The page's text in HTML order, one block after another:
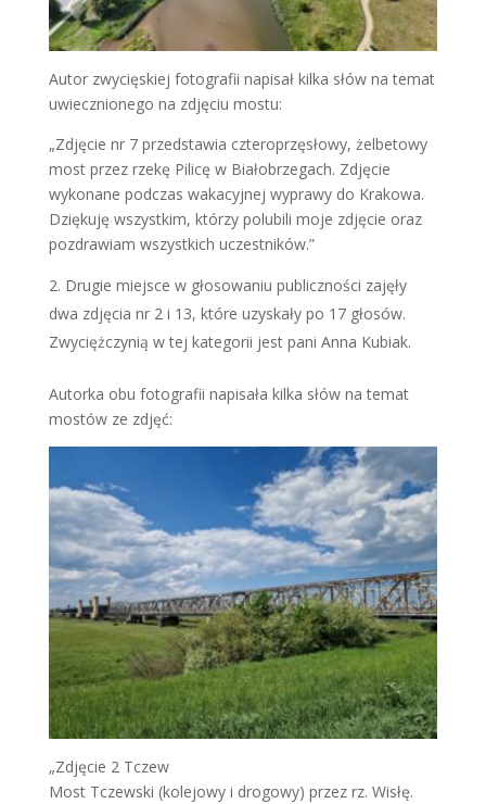
Autor zwycięskiej fotografii napisał kilka słów na temat
uwiecznionego na zdjęciu mostu:
„Zdjęcie nr 7 przedstawia czteroprzęsłowy, żelbetowy
most przez rzekę Pilicę w Białobrzegach. Zdjęcie
wykonane podczas wakacyjnej wyprawy do Krakowa.
Dziękuję wszystkim, którzy polubili moje zdjęcie oraz
pozdrawiam wszystkich uczestników.”
Drugie miejsce w głosowaniu publiczności zajęły
dwa zdjęcia nr 2 i 13, które uzyskały po 17 głosów.
Zwyciężczynią w tej kategorii jest pani Anna Kubiak.
Autorka obu fotografii napisała kilka słów na temat
mostów ze zdjęć:
„Zdjęcie 2 Tczew
Most Tczewski (kolejowy i drogowy) przez rz. Wisłę.